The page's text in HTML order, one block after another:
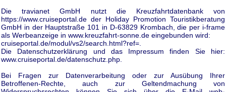
Die travianet GmbH nutzt die Kreuzfahrtdatenbank von
https://www.cruiseportal.de der Holiday Promotion Touristikberatung
GmbH in der Hauptstraße 101 in D-63829 Krombach, die per i-frame
als Werbeanzeige in www.kreuzfahrt-sonne.de eingebunden wird:
cruiseportal.de/modul/vs2/search.html?ref=.
Die Datenschutzerklärung und das Impressum finden Sie hier:
www.cruiseportal.de/datenschutz.php.
Bei Fragen zur Datenverarbeitung oder zur Ausübung Ihrer
Betroffenen-Rechte, auch zur Geltendmachung von